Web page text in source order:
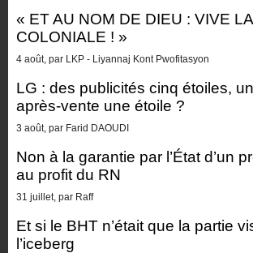
« ET AU NOM DE DIEU : VIVE LA
COLONIALE ! »
4 août, par LKP - Liyannaj Kont Pwofitasyon
LG : des publicités cinq étoiles,
après-vente une étoile ?
3 août, par Farid DAOUDI
Non à la garantie par l’État d’un
au profit du RN
31 juillet, par Raff
Et si le BHT n’était que la partie
l’iceberg